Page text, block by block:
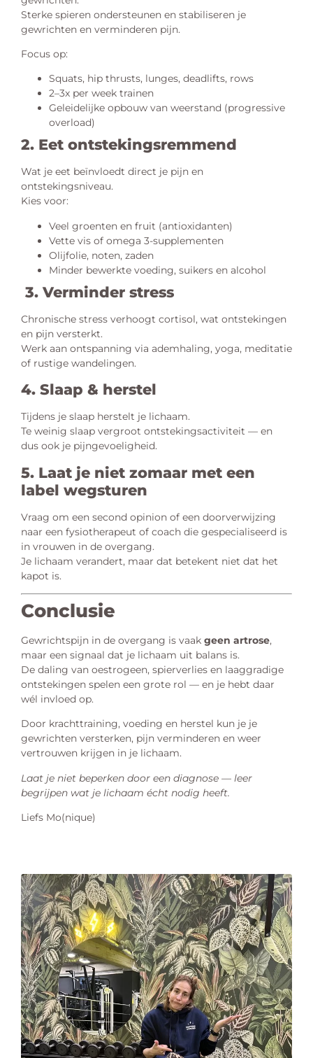
Sterke spieren ondersteunen en stabiliseren je
gewrichten en verminderen pijn.
Focus op:
Squats, hip thrusts, lunges, deadlifts, rows
2–3x per week trainen
Geleidelijke opbouw van weerstand (progressive
overload)
2. Eet ontstekingsremmend
Wat je eet beïnvloedt direct je pijn en
ontstekingsniveau.
Kies voor:
Veel groenten en fruit (antioxidanten)
Vette vis of omega 3-supplementen
Olijfolie, noten, zaden
Minder bewerkte voeding, suikers en alcohol
3. Verminder stress
Chronische stress verhoogt cortisol, wat ontstekingen
en pijn versterkt.
Werk aan ontspanning via ademhaling, yoga, meditatie
of rustige wandelingen.
4. Slaap & herstel
Tijdens je slaap herstelt je lichaam.
Te weinig slaap vergroot ontstekingsactiviteit — en
dus ook je pijngevoeligheid.
5. Laat je niet zomaar met een
label wegsturen
Vraag om een second opinion of een doorverwijzing
naar een fysiotherapeut of coach die gespecialiseerd is
in vrouwen in de overgang.
Je lichaam verandert, maar dat betekent niet dat het
kapot is.
Conclusie
Gewrichtspijn in de overgang is vaak geen artrose,
maar een signaal dat je lichaam uit balans is.
De daling van oestrogeen, spierverlies en laaggradige
ontstekingen spelen een grote rol — en je hebt daar
wél invloed op.
Door krachttraining, voeding en herstel kun je je
gewrichten versterken, pijn verminderen en weer
vertrouwen krijgen in je lichaam.
Laat je niet beperken door een diagnose — leer
begrijpen wat je lichaam écht nodig heeft.
Liefs Mo(nique)